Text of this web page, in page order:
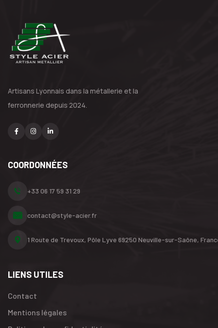
Artisans Lyonnais dans la métallerie et la
ferronnerie depuis 2024.
COORDONNÉES
+33 06 17 59 31 29
contact@style-acier.fr
1 Route de Trevoux, Pôle Lyve 69250 Neuville-sur-Saône,
LIENS UTILES
Contact
Mentions légales